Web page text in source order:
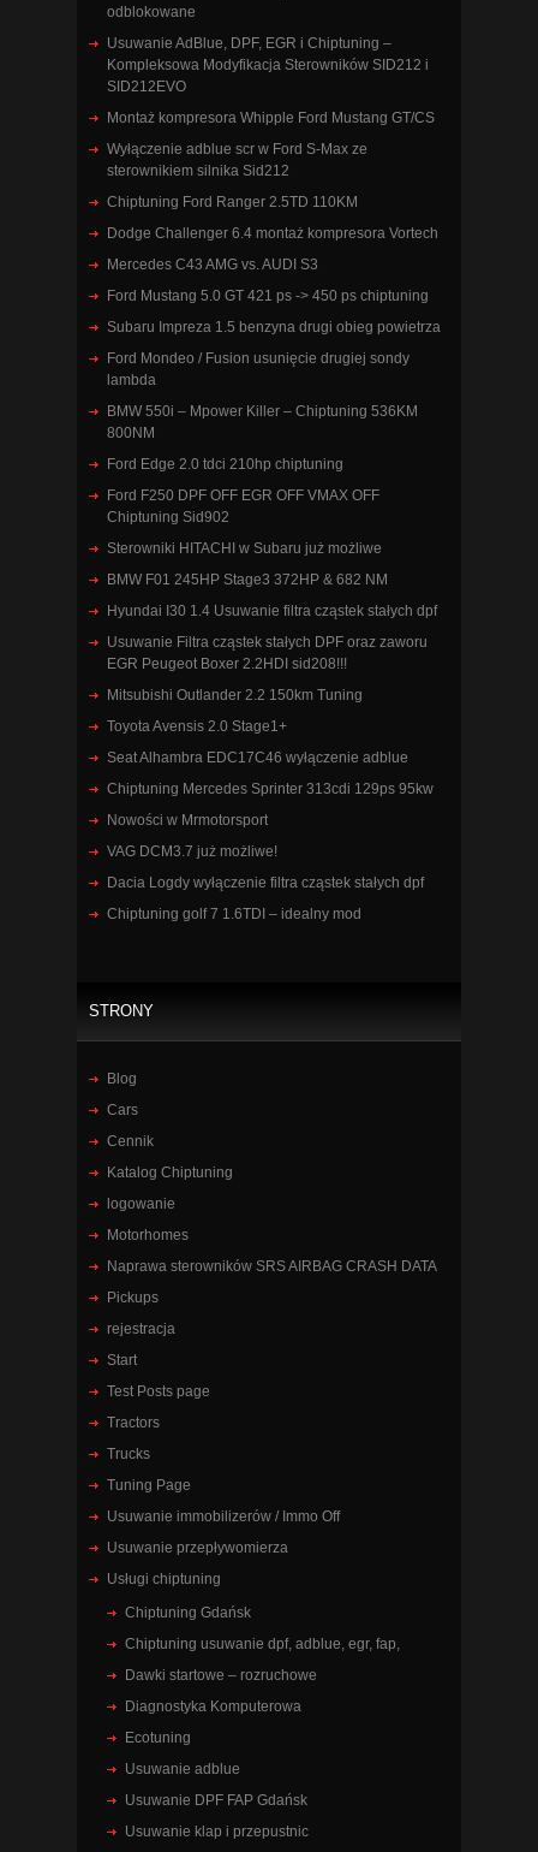
odblokowane
Usuwanie AdBlue, DPF, EGR i Chiptuning –
Kompleksowa Modyfikacja Sterowników SID212 i
SID212EVO
Montaż kompresora Whipple Ford Mustang GT/CS
Wyłączenie adblue scr w Ford S-Max ze
sterownikiem silnika Sid212
Chiptuning Ford Ranger 2.5TD 110KM
Dodge Challenger 6.4 montaż kompresora Vortech
Mercedes C43 AMG vs. AUDI S3
Ford Mustang 5.0 GT 421 ps -> 450 ps chiptuning
Subaru Impreza 1.5 benzyna drugi obieg powietrza
Ford Mondeo / Fusion usunięcie drugiej sondy
lambda
BMW 550i – Mpower Killer – Chiptuning 536KM
800NM
Ford Edge 2.0 tdci 210hp chiptuning
Ford F250 DPF OFF EGR OFF VMAX OFF
Chiptuning Sid902
Sterowniki HITACHI w Subaru już możliwe
BMW F01 245HP Stage3 372HP & 682 NM
Hyundai I30 1.4 Usuwanie filtra cząstek stałych dpf
Usuwanie Filtra cząstek stałych DPF oraz zaworu
EGR Peugeot Boxer 2.2HDI sid208!!!
Mitsubishi Outlander 2.2 150km Tuning
Toyota Avensis 2.0 Stage1+
Seat Alhambra EDC17C46 wyłączenie adblue
Chiptuning Mercedes Sprinter 313cdi 129ps 95kw
Nowości w Mrmotorsport
VAG DCM3.7 już możliwe!
Dacia Logdy wyłączenie filtra cząstek stałych dpf
Chiptuning golf 7 1.6TDI – idealny mod
STRONY
Blog
Cars
Cennik
Katalog Chiptuning
logowanie
Motorhomes
Naprawa sterowników SRS AIRBAG CRASH DATA
Pickups
rejestracja
Start
Test Posts page
Tractors
Trucks
Tuning Page
Usuwanie immobilizerów / Immo Off
Usuwanie przepływomierza
Usługi chiptuning
Chiptuning Gdańsk
Chiptuning usuwanie dpf, adblue, egr, fap,
Dawki startowe – rozruchowe
Diagnostyka Komputerowa
Ecotuning
Usuwanie adblue
Usuwanie DPF FAP Gdańsk
Usuwanie klap i przepustnic